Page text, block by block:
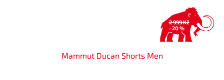
2 999 Kč
–20 %
Mammut Ducan Shorts Men